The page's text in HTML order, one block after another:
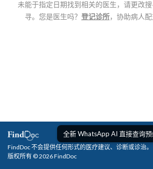
未能于指定日期找到相关的医生，请更改
寻。您是医生吗？ 登记诊所，协助病人配
全新 WhatsApp AI 直接查询
FindDoc 不会提供任何形式的医疗建议、诊断或诊治。
版权所有 © 2026 FindDoc